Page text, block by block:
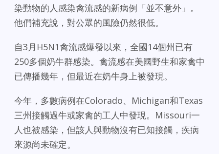
染動物的人感染禽流感的新病例「並不意外」。
他們補充說，對公眾的風險仍然很低。
自3月H5N1禽流感爆發以來，全國14個州已有
250多個奶牛群感染。禽流感在美國野生和家禽中
已傳播幾年，但最近在奶牛身上被發現。
今年，多數病例在Colorado、Michigan和Texas
三州接觸過牛或家禽的工人中發現。Missouri一
人也被感染，但該人與動物沒有已知接觸，疾病
來源尚未確定。